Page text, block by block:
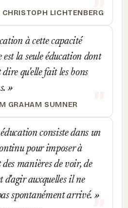
CHRISTOPH LICHTENBERG
à cette capacité
la seule éducation dont
dire qu'elle fait les bons
GRAHAM SUMNER
consiste dans un
pour imposer à
manières de voir, de
d'agir auxquelles il ne
spontanément arrivé.